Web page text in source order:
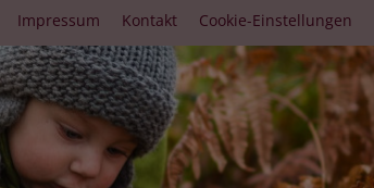
Fußbereichsmenü
Impressum Kontakt Cookie-Einstellungen